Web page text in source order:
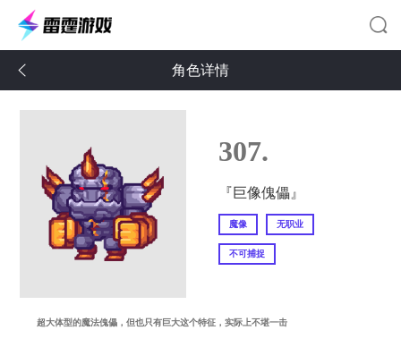
角色详情
307.
『巨像傀儡』
魔像 无职业
不可捕捉
超大体型的魔法傀儡，但也只有巨大这个特征，实际上不堪一击